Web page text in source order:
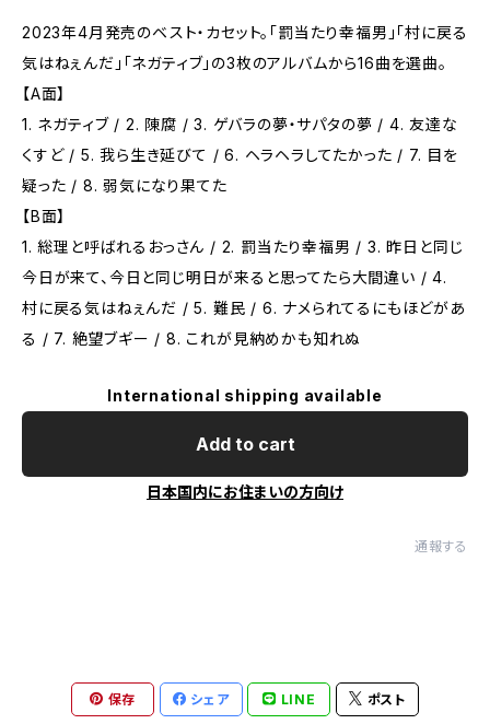
2023年4月発売のベスト・カセット。「罰当たり幸福男」「村に戻る
気はねぇんだ」「ネガティブ」の3枚のアルバムから16曲を選曲。
【A面】
1. ネガティブ / 2. 陳腐 / 3. ゲバラの夢・サパタの夢 / 4. 友達な
くすど / 5. 我ら生き延びて / 6. ヘラヘラしてたかった / 7. 目を
疑った / 8. 弱気になり果てた
【B面】
1. 総理と呼ばれるおっさん / 2. 罰当たり幸福男 / 3. 昨日と同じ
今日が来て、今日と同じ明日が来ると思ってたら大間違い / 4.
村に戻る気はねぇんだ / 5. 難民 / 6. ナメられてるにもほどがあ
る / 7. 絶望ブギー / 8. これが見納めかも知れぬ
International shipping available
Add to cart
日本国内にお住まいの方向け
通報する
保存 シェア LINE ポスト